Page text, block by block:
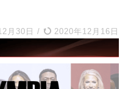
月30日 / 2020年12月16日